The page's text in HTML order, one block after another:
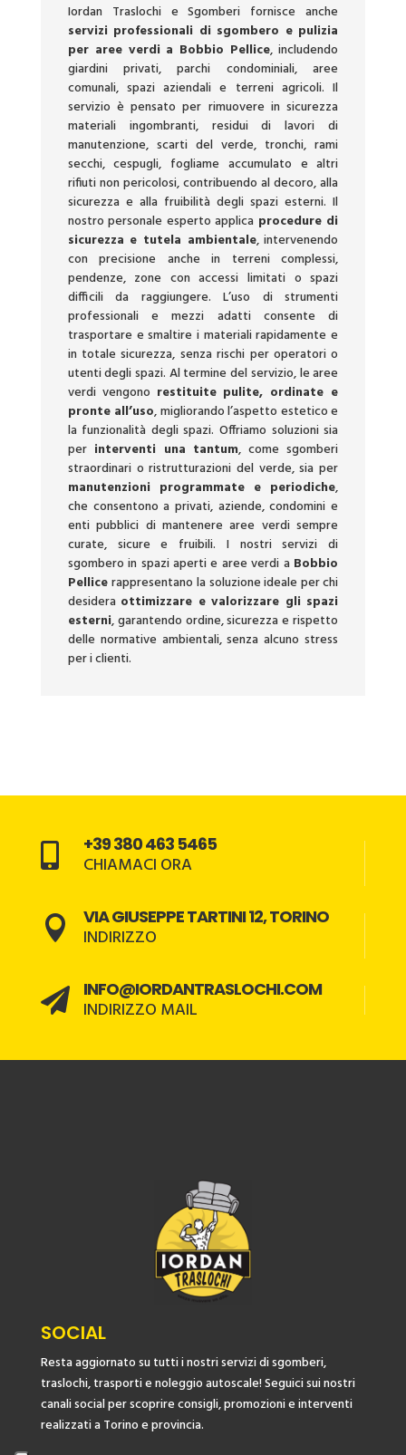
Iordan Traslochi e Sgomberi fornisce anche
servizi professionali di sgombero e pulizia
per aree verdi a Bobbio Pellice, includendo
giardini privati, parchi condominiali, aree
comunali, spazi aziendali e terreni agricoli. Il
servizio è pensato per rimuovere in sicurezza
materiali ingombranti, residui di lavori di
manutenzione, scarti del verde, tronchi, rami
secchi, cespugli, fogliame accumulato e altri
rifiuti non pericolosi, contribuendo al decoro, alla
sicurezza e alla fruibilità degli spazi esterni. Il
nostro personale esperto applica procedure di
sicurezza e tutela ambientale, intervenendo
con precisione anche in terreni complessi,
pendenze, zone con accessi limitati o spazi
difficili da raggiungere. L’uso di strumenti
professionali e mezzi adatti consente di
trasportare e smaltire i materiali rapidamente e
in totale sicurezza, senza rischi per operatori o
utenti degli spazi. Al termine del servizio, le aree
verdi vengono restituite pulite, ordinate e
pronte all’uso, migliorando l’aspetto estetico e
la funzionalità degli spazi. Offriamo soluzioni sia
per interventi una tantum, come sgomberi
straordinari o ristrutturazioni del verde, sia per
manutenzioni programmate e periodiche,
che consentono a privati, aziende, condomini e
enti pubblici di mantenere aree verdi sempre
curate, sicure e fruibili. I nostri servizi di
sgombero in spazi aperti e aree verdi a Bobbio
Pellicerappresentano la soluzione ideale per chi
desidera ottimizzare e valorizzare gli spazi
esterni, garantendo ordine, sicurezza e rispetto
delle normative ambientali, senza alcuno stress
per i clienti.
 +39 380 463 5465
CHIAMACI ORA
 VIA GIUSEPPE TARTINI 12, TORINO
INDIRIZZO
 INFO@IORDANTRASLOCHI.COM
INDIRIZZO MAIL
SOCIAL
Resta aggiornato su tutti i nostri servizi di sgomberi,
traslochi, trasporti e noleggio autoscale! Seguici sui nostri
canali social per scoprire consigli, promozioni e interventi
realizzati a Torino e provincia.